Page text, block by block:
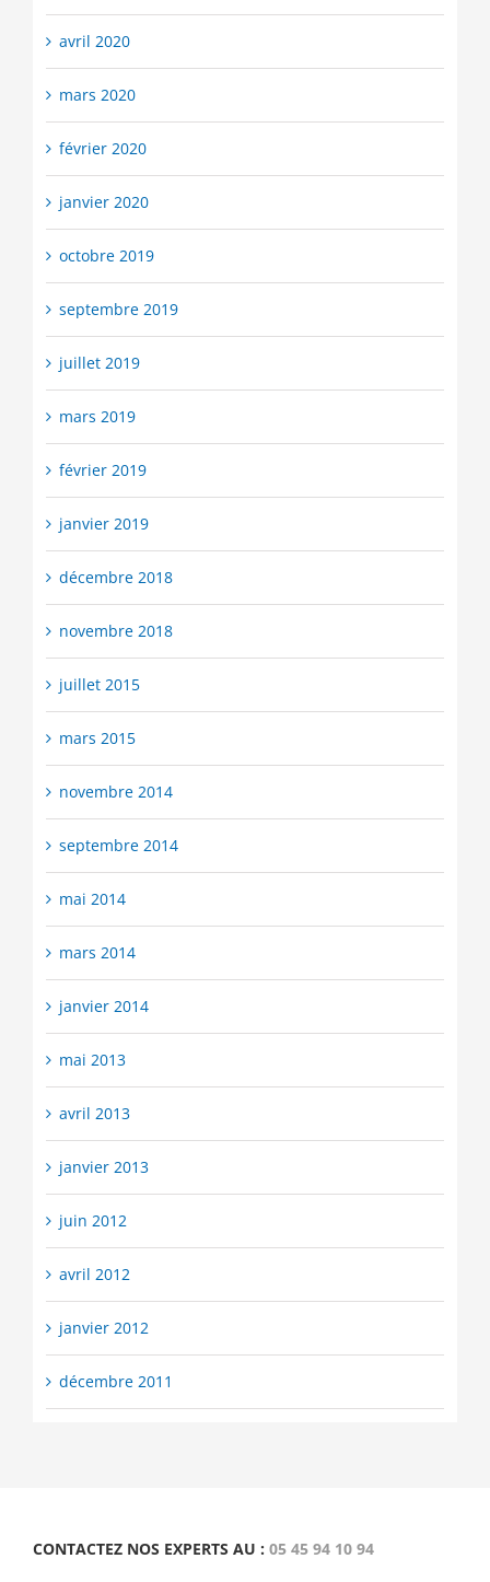
avril 2020
mars 2020
février 2020
janvier 2020
octobre 2019
septembre 2019
juillet 2019
mars 2019
février 2019
janvier 2019
décembre 2018
novembre 2018
juillet 2015
mars 2015
novembre 2014
septembre 2014
mai 2014
mars 2014
janvier 2014
mai 2013
avril 2013
janvier 2013
juin 2012
avril 2012
janvier 2012
décembre 2011
CONTACTEZ NOS EXPERTS AU : 05 45 94 10 94